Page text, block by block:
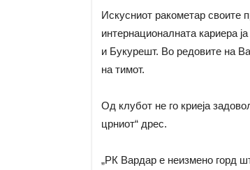
Искусниот ракометар своите
интернационалната кариера
и Букурешт. Во редовите на
на тимот.
Од клубот не го криеја
црниот“ дрес.
„РК Вардар е неизмено горд